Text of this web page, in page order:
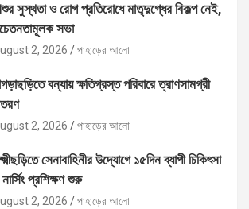
সুস্থতা ও রোগ প্রতিরোধে মাতৃদুগ্ধের বিকল্প নেই,
সভা
2, 2026 পাহাড়ের আলো
বন্যায় ক্ষতিগ্রস্ত পরিবারে ত্রাণসামগ্রী
2, 2026 পাহাড়ের আলো
সেনাবাহিনীর উদ্যোগে ১৫দিন ব্যাপী চিকিৎসা
প্রশিক্ষণ শুরু
2, 2026 পাহাড়ের আলো